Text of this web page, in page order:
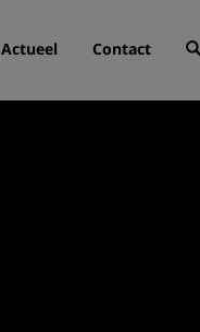
Actueel Contact